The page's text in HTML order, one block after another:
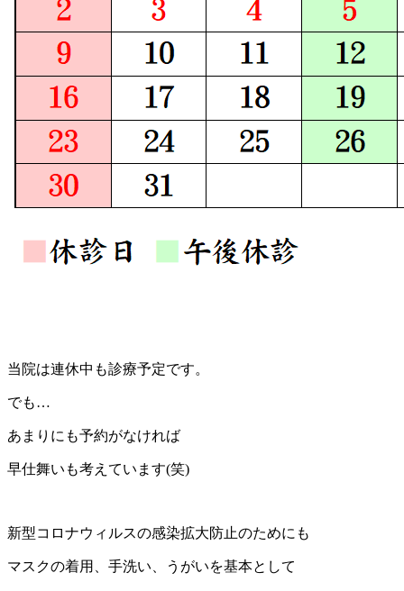
当院は連休中も診療予定です。
でも…
あまりにも予約がなければ
早仕舞いも考えています(笑)
新型コロナウィルスの感染拡大防止のためにも
マスクの着用、手洗い、うがいを基本として